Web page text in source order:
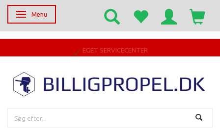
Skifte navigation
Menu
EGET SERVICECENTER